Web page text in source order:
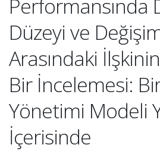
Performansında
Düzeyi ve
Arasındaki
Bir İncelemesi:
Yönetimi Modeli
İçerisinde